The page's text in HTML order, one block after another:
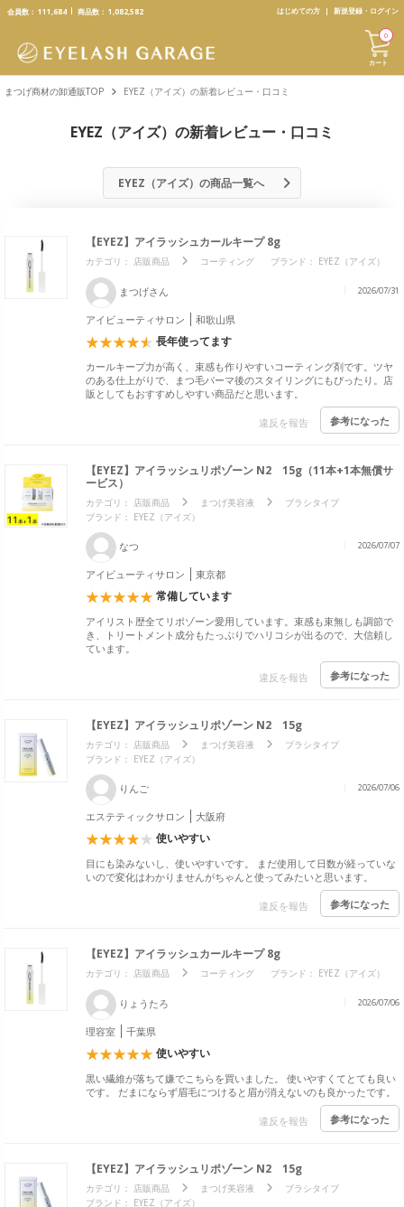
text.skipToContent
text.skipToNavigation
会員数： 111,684 商品数： 1,082,582 はじめての方 新規登録・ログイン
カート
0
まつげ商材の卸通販TOP EYEZ（アイズ）の新着レビュー・口コミ
EYEZ（アイズ）の新着レビュー・口コミ
EYEZ（アイズ）の商品一覧へ
【EYEZ】アイラッシュカールキープ 8g
カテゴリ： 店販商品 コーティング ブランド： EYEZ（アイズ）
まつげさん 2026/07/31
アイビューティサロン 和歌山県
長年使ってます
カールキープ力が高く、束感も作りやすいコーティング剤です。ツヤ
のある仕上がりで、まつ毛パーマ後のスタイリングにもぴったり。店
販としてもおすすめしやすい商品だと思います。
違反を報告 参考になった
【EYEZ】アイラッシュリポゾーン N2 15g（11本+1本無償サ
ービス）
カテゴリ： 店販商品 まつげ美容液
ブラシタイプ
ブランド： EYEZ（アイズ）
なつ 2026/07/07
アイビューティサロン 東京都
常備しています
アイリスト歴全てリポゾーン愛用しています。束感も束無しも調節で
き、トリートメント成分もたっぷりでハリコシが出るので、大信頼し
ています。
違反を報告 参考になった
【EYEZ】アイラッシュリポゾーン N2 15g
カテゴリ： 店販商品 まつげ美容液
ブラシタイプ
ブランド： EYEZ（アイズ）
りんご 2026/07/06
エステティックサロン 大阪府
使いやすい
目にも染みないし、使いやすいです。 まだ使用して日数が経っていな
いので変化はわかりませんがちゃんと使ってみたいと思います。
違反を報告 参考になった
【EYEZ】アイラッシュカールキープ 8g
カテゴリ： 店販商品 コーティング ブランド： EYEZ（アイズ）
りょうたろ 2026/07/06
理容室 千葉県
使いやすい
黒い繊維が落ちて嫌でこちらを買いました。 使いやすくてとても良い
です。 だまにならず眉毛につけると眉が消えないのも良かったです。
違反を報告 参考になった
【EYEZ】アイラッシュリポゾーン N2 15g
カテゴリ： 店販商品 まつげ美容液
ブラシタイプ
ブランド： EYEZ（アイズ）